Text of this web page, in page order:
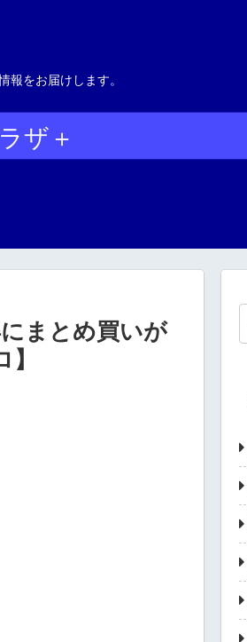
報をお届けします。
ザ＋
まとめ買いが